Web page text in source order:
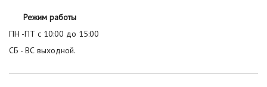
Режим работы
ПН -ПТ с 10:00 до 15:00
СБ - ВС выходной.